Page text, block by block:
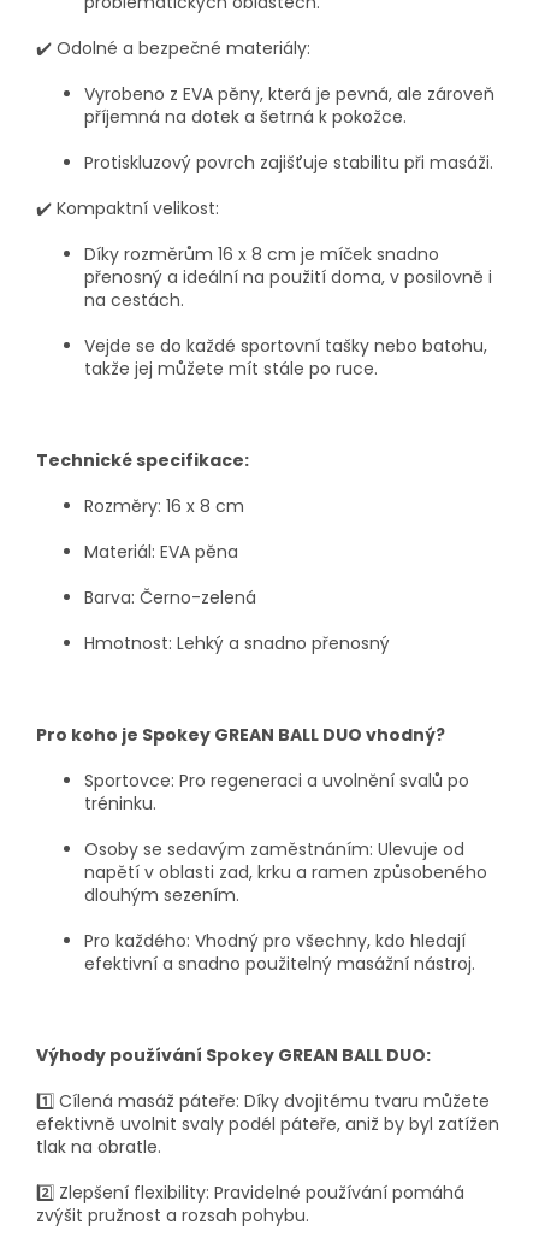
✔️ Odolné a bezpečné materiály:
Vyrobeno z EVA pěny, která je pevná, ale zároveň
příjemná na dotek a šetrná k pokožce.
Protiskluzový povrch zajišťuje stabilitu při masáži.
✔️ Kompaktní velikost:
Díky rozměrům 16 x 8 cm je míček snadno
přenosný a ideální na použití doma, v posilovně i
na cestách.
Vejde se do každé sportovní tašky nebo batohu,
takže jej můžete mít stále po ruce.
Technické specifikace:
Rozměry: 16 x 8 cm
Materiál: EVA pěna
Barva: Černo-zelená
Hmotnost: Lehký a snadno přenosný
Pro koho je Spokey GREAN BALL DUO vhodný?
Sportovce: Pro regeneraci a uvolnění svalů po
tréninku.
Osoby se sedavým zaměstnáním: Ulevuje od
napětí v oblasti zad, krku a ramen způsobeného
dlouhým sezením.
Pro každého: Vhodný pro všechny, kdo hledají
efektivní a snadno použitelný masážní nástroj.
Výhody používání Spokey GREAN BALL DUO:
1️⃣ Cílená masáž páteře: Díky dvojitému tvaru můžete
efektivně uvolnit svaly podél páteře, aniž by byl zatížen
tlak na obratle.
2️⃣ Zlepšení flexibility: Pravidelné používání pomáhá
zvýšit pružnost a rozsah pohybu.